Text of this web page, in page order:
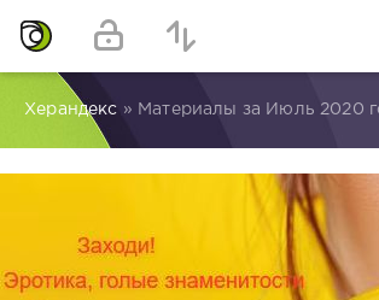
Херандекс » Материалы за Июль 2020